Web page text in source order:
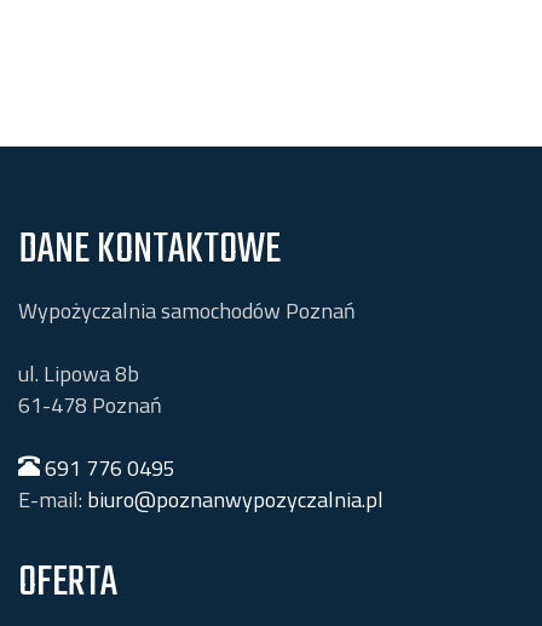
DANE KONTAKTOWE
Wypożyczalnia samochodów Poznań
ul. Lipowa 8b
61-478 Poznań
691 776 0495
E-mail: biuro@poznanwypozyczalnia.pl
OFERTA